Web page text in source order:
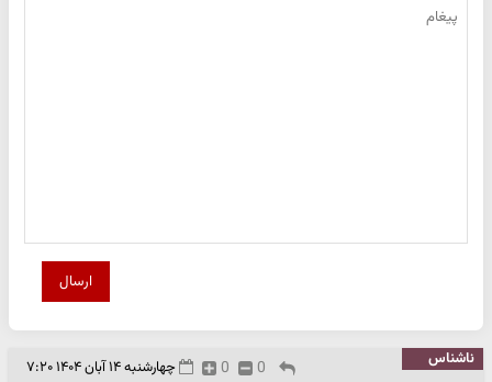
ارسال
ناشناس چهارشنبه ۱۴ آبان ۱۴۰۴ ۷:۲۰ 0
0